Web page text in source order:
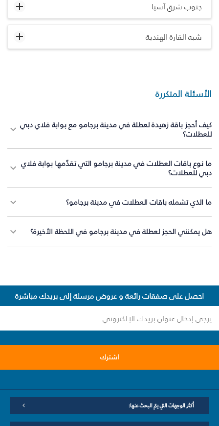
جنوب شرق آسيا
شبه القارة الهندية
الأسئلة المتكررة
كيف أحجز باقة زهيدة لعطلة في مدينة برجامو مع بوابة فلاي دبي
للعطلات؟
ما نوع باقات العطلات في مدينة برجامو التي تقدّمها بوابة فلاي
دبي للعطلات؟
ما الذي تشمله باقات العطلات في مدينة برجامو؟
هل يمكنني الحجز لعطلة في مدينة برجامو في اللحظة الأخيرة؟
احصل على صفقات رائعة و عروض مرسلة إلى بريدك مباشرة
اشترك
أكثر الوجهات التي يتم البحث عنها: